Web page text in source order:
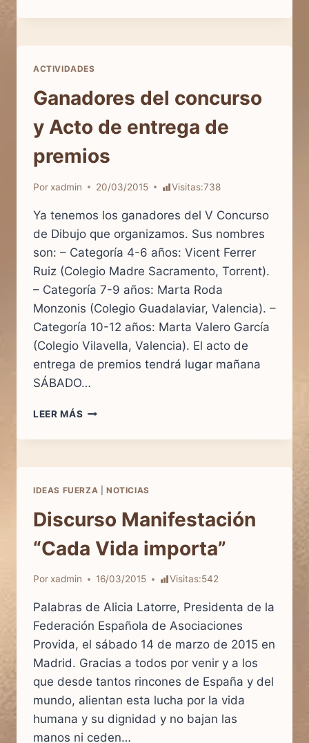
A
Y
DE
MUJER
EMBARAZADA
DEL
DE
ACTIVIDADES
Ganadores del concurso
y Acto de entrega de
Por xadmin 20/03/2015 Visitas:738
Ya tenemos los ganadores del V Concurso
de Dibujo que organizamos. Sus nombres
son: – Categoría 4-6 años: Vicent Ferrer
Ruiz (Colegio Madre Sacramento, Torrent).
– Categoría 7-9 años: Marta Roda
Monzonis (Colegio Guadalaviar, Valencia). –
Categoría 10-12 años: Marta Valero García
(Colegio Vilavella, Valencia). El acto de
entrega de premios tendrá lugar mañana
SÁBADO…
LEER MÁS GANADORES
CONCURSO
ENTREGA
PREMIOS‏
IDEAS FUERZA NOTICIAS
Discurso Manifestación
“Cada Vida importa”
Por xadmin 16/03/2015 Visitas:542
Palabras de Alicia Latorre, Presidenta de la
Federación Española de Asociaciones
Provida, el sábado 14 de marzo de 2015 en
Madrid. Gracias a todos por venir y a los
que desde tantos rincones de España y del
mundo, alientan esta lucha por la vida
humana y su dignidad y no bajan las
manos ni ceden…